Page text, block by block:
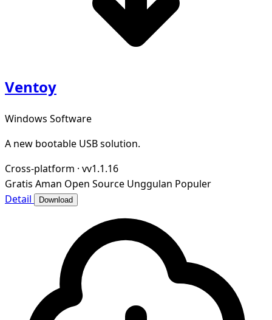
Ventoy
Windows Software
A new bootable USB solution.
Cross-platform · vv1.1.16
Gratis Aman Open Source Unggulan Populer
Detail
Download